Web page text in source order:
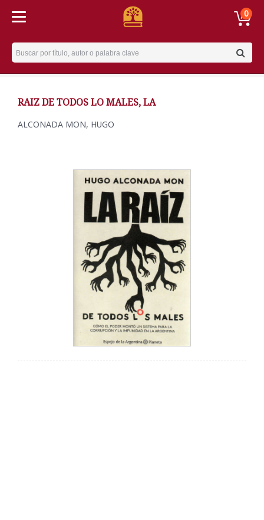
0
Username
RAIZ DE TODOS LO MALES, LA
ALCONADA MON, HUGO